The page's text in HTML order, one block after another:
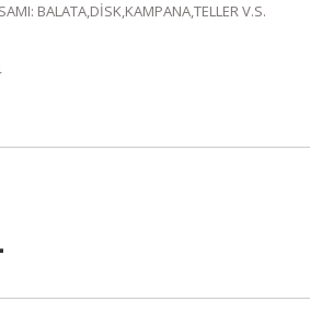
BALATA,DİSK,KAMPANA,TELLER V.S.